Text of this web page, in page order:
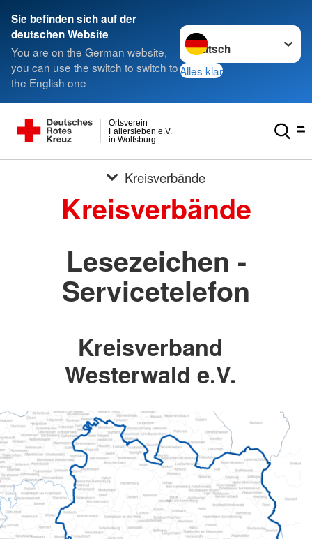
Sie befinden sich auf der
deutschen Website
You are on the German website,
you can use the switch to switch to
the English one
Sprache wechseln zu
Alles klar
in Wolfsburg
Fallersleben e.V.
Ortsverein
Kreisverbände
Kreisverbände
Lesezeichen -
Servicetelefon
Kreisverband
Westerwald e.V.